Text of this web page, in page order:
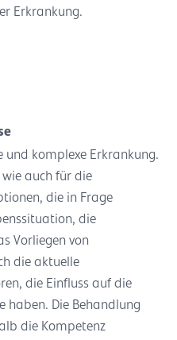
Erkrankung.
und komplexe Erkrankung.
wie auch für die
die in Frage
die
Vorliegen von
die aktuelle
die Einfluss auf die
haben. Die Behandlung
die Kompetenz